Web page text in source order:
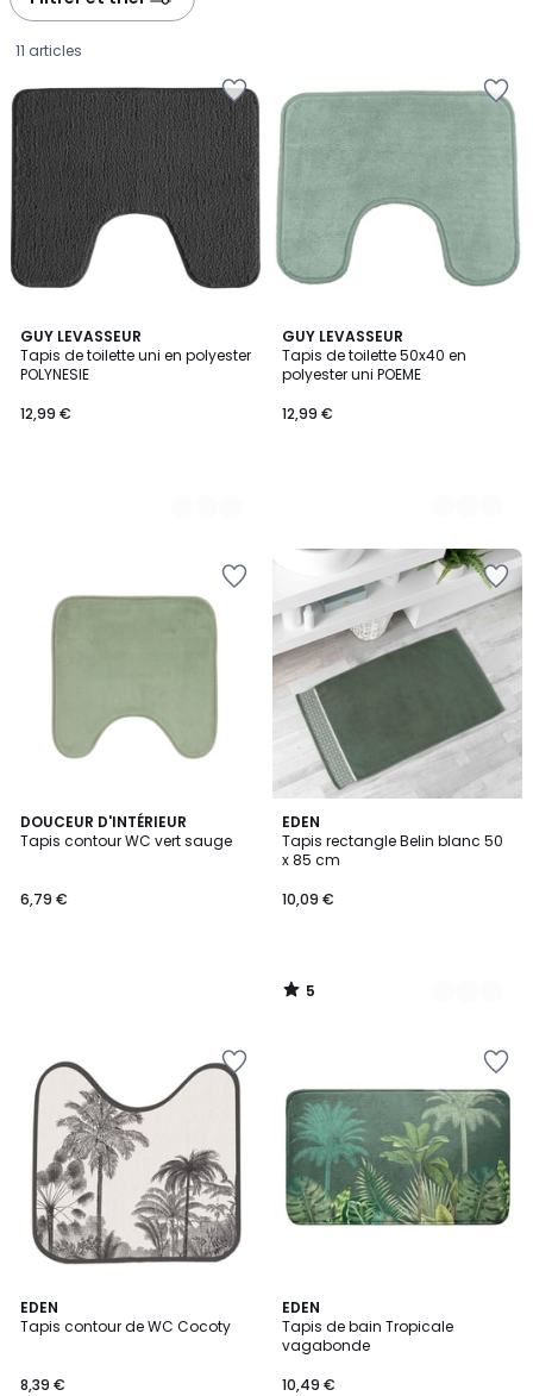
11 articles
GUY LEVASSEUR
Tapis de toilette uni en polyester
POLYNESIE
€.
12,99 €
9
Couleurs
GUY LEVASSEUR
Tapis de toilette 50x40 en
polyester uni POEME
12,99 €
3
Couleurs
DOUCEUR D'INTÉRIEUR
Tapis contour WC vert sauge
6,79 €
EDEN
Tapis rectangle Belin blanc 50
x 85 cm
10,09 €
5
/
5
3
Couleurs
5
/
EDEN
Tapis contour de WC Cocoty
8,39 €
EDEN
Tapis de bain Tropicale
vagabonde
10,49 €